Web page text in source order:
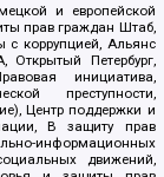
и европейской
прав граждан Штаб,
с коррупцией, Альянс
Петербург,
инициатива,
преступности,
Центр поддержки и
В защиту прав
информационных
движений,